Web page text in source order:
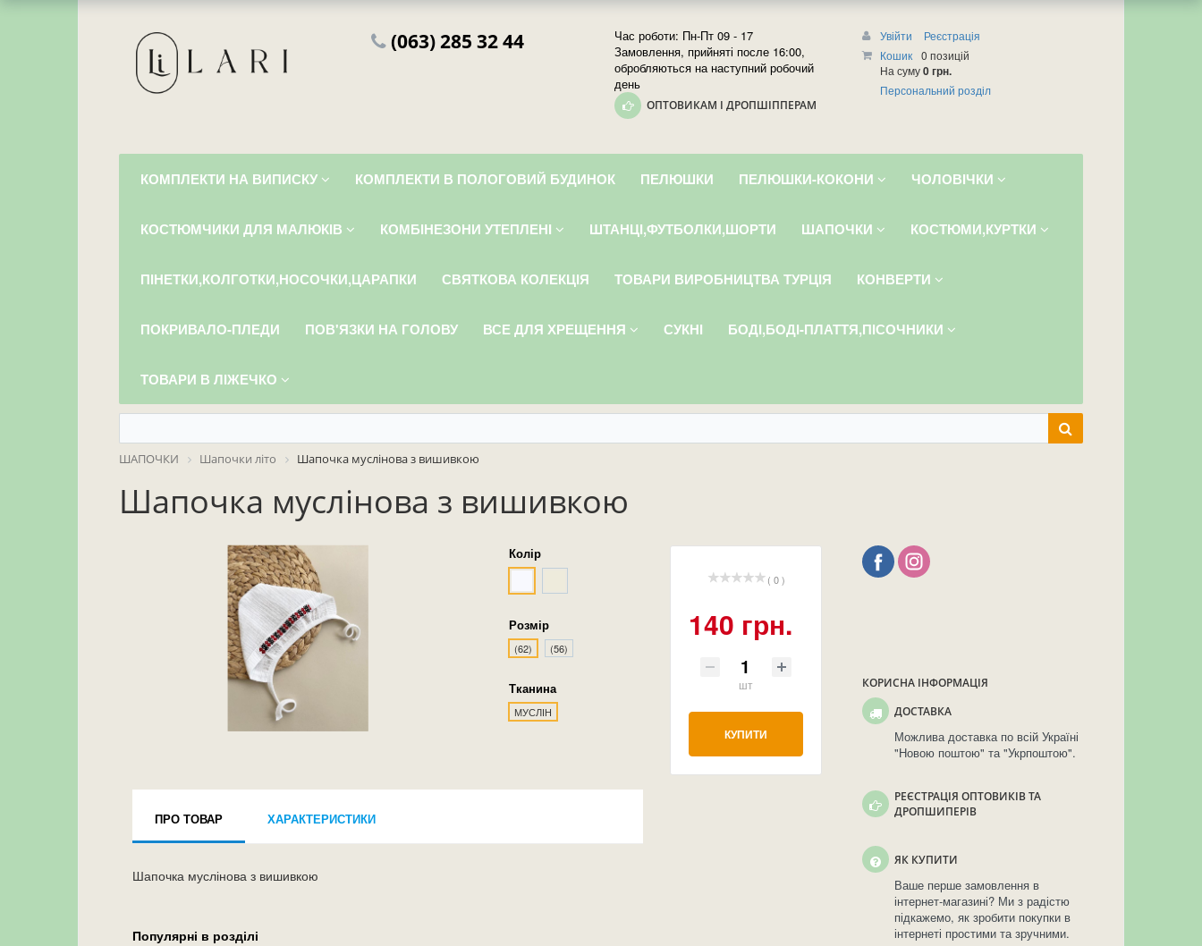
(063) 285 32 44
Час роботи: Пн-Пт 09 - 17
Замовлення, прийняті после 16:00,
обробляються на наступний робочий
день
ОПТОВИКАМ І ДРОПШІППЕРАМ
Увійти
Реєстрація
Кошик 0 позицій
На суму0 грн.
Персональний розділ
КОМПЛЕКТИ НА ВИПИСКУ КОМПЛЕКТИ В ПОЛОГОВИЙ БУДИНОК ПЕЛЮШКИ ПЕЛЮШКИ-КОКОНИ ЧОЛОВІЧКИ
КОСТЮМЧИКИ ДЛЯ МАЛЮКІВ КОМБІНЕЗОНИ УТЕПЛЕНІ ШТАНЦІ,ФУТБОЛКИ,ШОРТИ ШАПОЧКИ КОСТЮМИ,КУРТКИ
ПІНЕТКИ,КОЛГОТКИ,НОСОЧКИ,ЦАРАПКИ СВЯТКОВА КОЛЕКЦІЯ ТОВАРИ ВИРОБНИЦТВА ТУРЦІЯ КОНВЕРТИ
ПОКРИВАЛО-ПЛЕДИ ПОВ'ЯЗКИ НА ГОЛОВУ ВСЕ ДЛЯ ХРЕЩЕННЯ СУКНІ БОДІ,БОДІ-ПЛАТТЯ,ПІСОЧНИКИ
ТОВАРИ В ЛІЖЕЧКО
ШАПОЧКИ Шапочки літо Шапочка муслінова з вишивкою
Шапочка муслінова з вишивкою
Колір
Розмір
(62) (56)
Тканина
МУСЛІН
( 0 )
140 грн.
шт
КУПИТИ
ПРО ТОВАР ХАРАКТЕРИСТИКИ
Шапочка муслінова з вишивкою
Популярні в розділі
КОРИСНА ІНФОРМАЦІЯ
ДОСТАВКА
Можлива доставка по всій Україні
"Новою поштою" та "Укрпоштою".
РЕЄСТРАЦІЯ ОПТОВИКІВ ТА
ДРОПШИПЕРІВ
ЯК КУПИТИ
Ваше перше замовлення в
інтернет-магазині? Ми з радістю
підкажемо, як зробити покупки в
інтернеті простими та зручними.